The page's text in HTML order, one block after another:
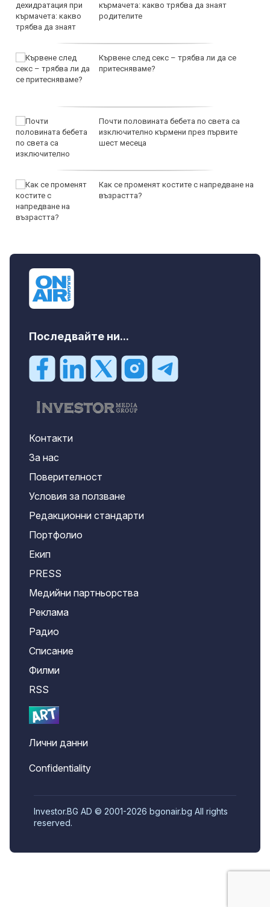
кърмачета: какво трябва да знаят
родителите
Кървене след секс – трябва ли да се
притесняваме?
Почти половината бебета по света са
изключително кърмени през първите
шест месеца
Как се променят костите с напредване на
възрастта?
Последвайте ни...
Контакти
За нас
Поверителност
Условия за ползване
Редакционни стандарти
Портфолио
Екип
PRESS
Медийни партньорства
Реклама
Радио
Списание
Филми
RSS
Лични данни
Confidentiality
Investor.BG AD © 2001-2026 bgonair.bg All rights
reserved.